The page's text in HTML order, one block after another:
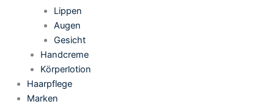
Lippen
Augen
Gesicht
Handcreme
Körperlotion
Haarpflege
Marken